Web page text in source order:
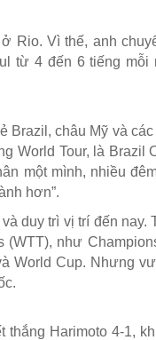
Rio. Vì thế, anh
từ 4 đến 6 tiếng
Brazil, châu Mỹ và
World Tour, là
một mình, nhiều
hơn”.
duy trì vị trí đến
(WTT), như
World Cup. Nhưng
Harimoto 4-1,